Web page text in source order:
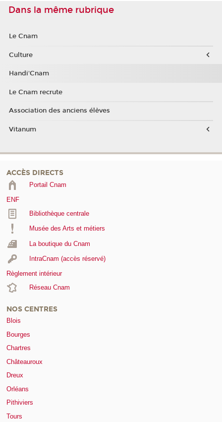
Dans la même rubrique
Le Cnam
Culture
Handi'Cnam
Le Cnam recrute
Association des anciens élèves
Vitanum
ACCÈS DIRECTS
Portail Cnam
ENF
Bibliothèque centrale
Musée des Arts et métiers
La boutique du Cnam
IntraCnam (accès réservé)
Règlement intérieur
Réseau Cnam
NOS CENTRES
Blois
Bourges
Chartres
Châteauroux
Dreux
Orléans
Pithiviers
Tours